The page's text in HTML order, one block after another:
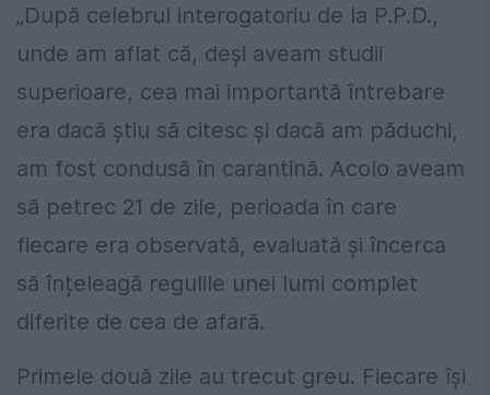
„După celebrul interogatoriu de la P.P.D.,
unde am aflat că, deși aveam studii
superioare, cea mai importantă întrebare
era dacă știu să citesc și dacă am păduchi,
am fost condusă în carantină. Acolo aveam
să petrec 21 de zile, perioada în care
fiecare era observată, evaluată și încerca
să înțeleagă regulile unei lumi complet
diferite de cea de afară.
Primele două zile au trecut greu. Fiecare își